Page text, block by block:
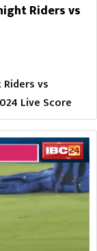
Riders vs
Riders vs
Live Score